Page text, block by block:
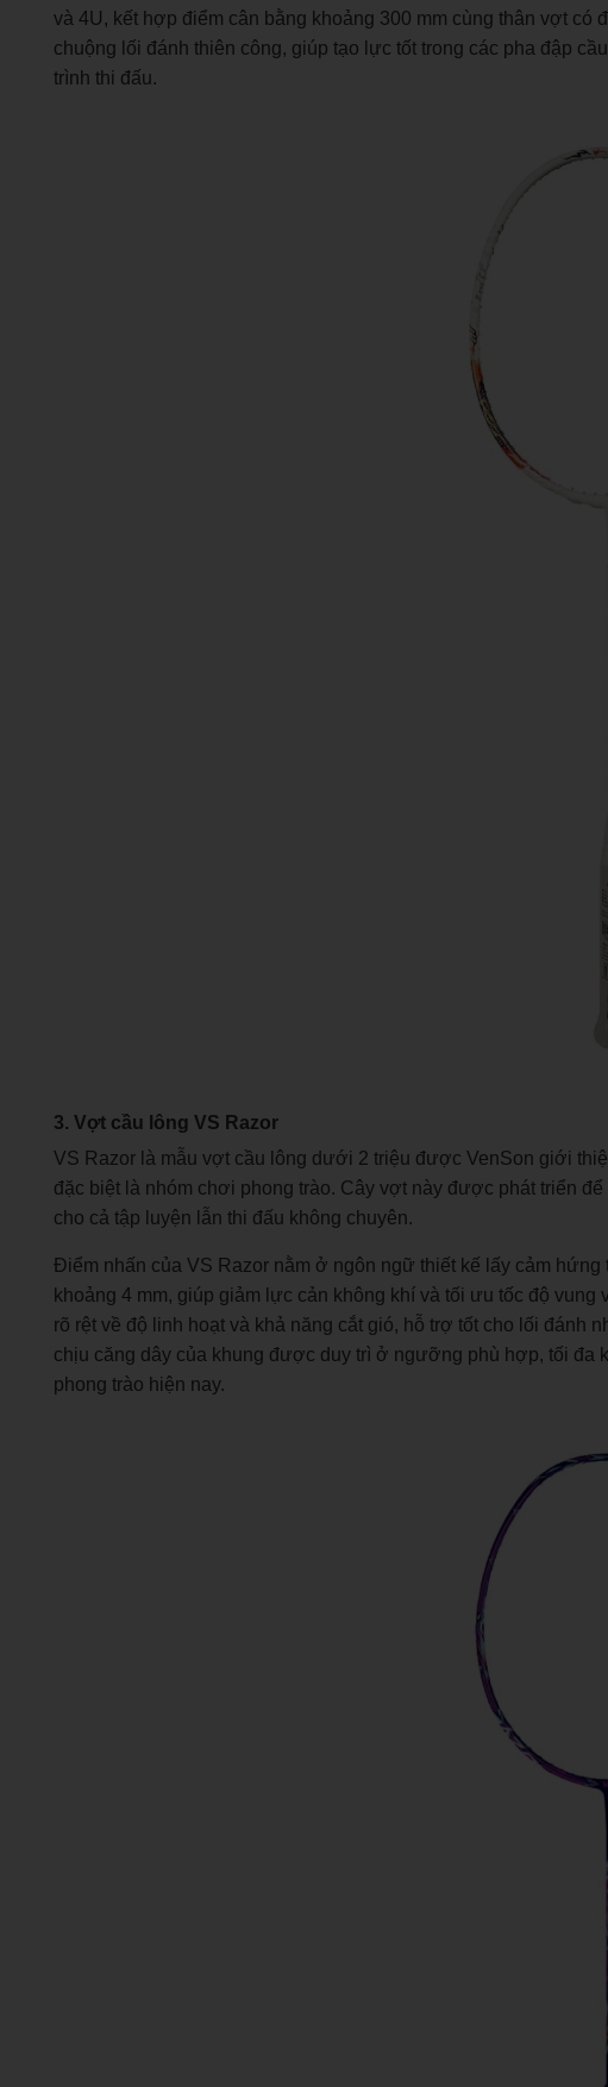
và 4U, kết hợp điểm cân bằng khoảng 300 mm cùng thân vợt
chuộng lối đánh thiên công, giúp tạo lực tốt trong các pha đập
trình thi đấu.
3. Vợt cầu lông VS Razor
VS Razor là mẫu vợt cầu lông dưới 2 triệu được VenSon giới
đặc biệt là nhóm chơi phong trào. Cây vợt này được phát triển
cho cả tập luyện lẫn thi đấu không chuyên.
Điểm nhấn của VS Razor nằm ở ngôn ngữ thiết kế lấy cảm
khoảng 4 mm, giúp giảm lực cản không khí và tối ưu tốc độ
rõ rệt về độ linh hoạt và khả năng cắt gió, hỗ trợ tốt cho lối đánh
chịu căng dây của khung được duy trì ở ngưỡng phù hợp, tối
phong trào hiện nay.